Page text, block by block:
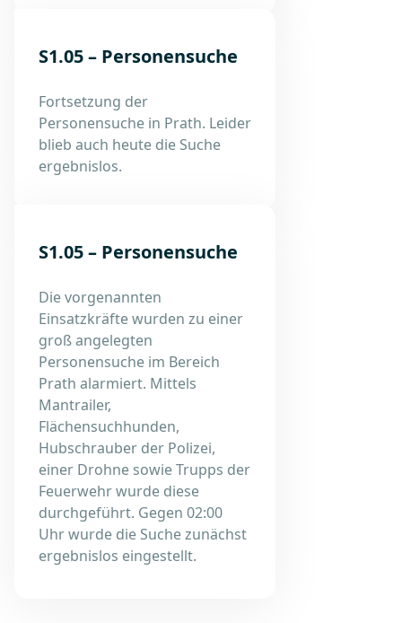
S1.05 – Personensuche
Fortsetzung der
Personensuche in Prath. Leider
blieb auch heute die Suche
ergebnislos.
S1.05 – Personensuche
Die vorgenannten
Einsatzkräfte wurden zu einer
groß angelegten
Personensuche im Bereich
Prath alarmiert. Mittels
Mantrailer,
Flächensuchhunden,
Hubschrauber der Polizei,
einer Drohne sowie Trupps der
Feuerwehr wurde diese
durchgeführt. Gegen 02:00
Uhr wurde die Suche zunächst
ergebnislos eingestellt.